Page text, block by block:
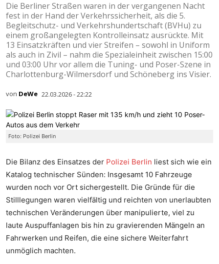
Die Berliner Straßen waren in der vergangenen Nacht
fest in der Hand der Verkehrssicherheit, als die 5.
Begleitschutz- und Verkehrshundertschaft (BVHu) zu
einem großangelegten Kontrolleinsatz ausrückte. Mit
13 Einsatzkräften und vier Streifen – sowohl in Uniform
als auch in Zivil – nahm die Spezialeinheit zwischen 15:00
und 03:00 Uhr vor allem die Tuning- und Poser-Szene in
Charlottenburg-Wilmersdorf und Schöneberg ins Visier.
von DeWe 22.03.2026 - 22:22
Foto: Polizei Berlin
Die Bilanz des Einsatzes der Polizei Berlin liest sich wie ein
Katalog technischer Sünden: Insgesamt 10 Fahrzeuge
wurden noch vor Ort sichergestellt. Die Gründe für die
Stilllegungen waren vielfältig und reichten von unerlaubten
technischen Veränderungen über manipulierte, viel zu
laute Auspuffanlagen bis hin zu gravierenden Mängeln an
Fahrwerken und Reifen, die eine sichere Weiterfahrt
unmöglich machten.